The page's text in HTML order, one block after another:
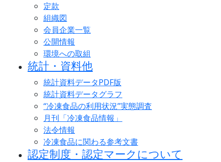
定款
組織図
会員企業一覧
公開情報
環境への取組
統計・資料他
統計資料データPDF版
統計資料データグラフ
“冷凍食品の利用状況”実態調査
月刊「冷凍食品情報」
法令情報
冷凍食品に関わる参考文書
認定制度・認定マークについて